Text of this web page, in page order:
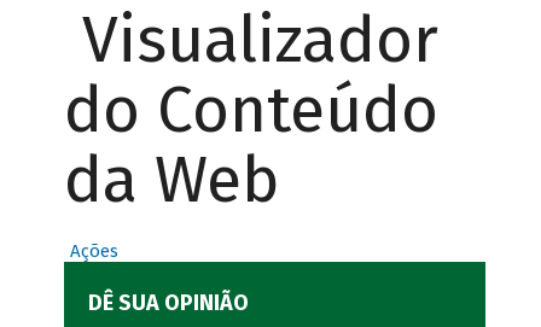
Visualizador
do Conteúdo
da Web
Ações
DÊ SUA OPINIÃO